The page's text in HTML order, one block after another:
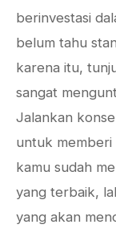
berinvestasi
belum tahu
karena itu,
sangat
Jalankan
untuk memberi
kamu sudah
yang terbaik,
yang akan